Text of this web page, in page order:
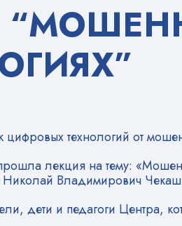
цифровых технологий от
лекция на тему:
Владимирович
дети и педагоги Центра,